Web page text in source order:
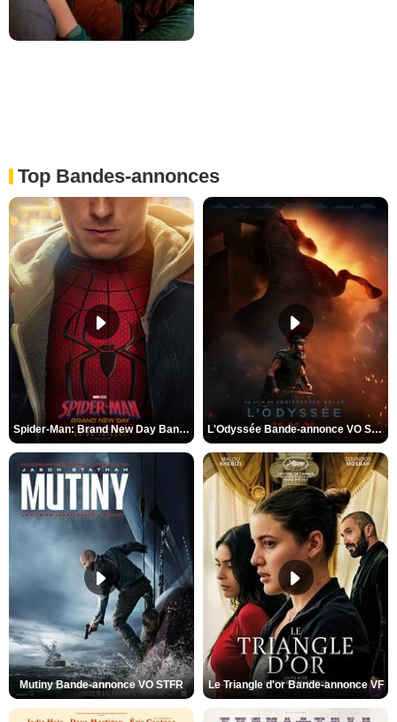
Top Bandes-annonces
Spider-Man: Brand New Day Bande-annonce VO STFR L'Odyssée Bande-annonce VO STFR
Mutiny Bande-annonce VO STFR Le Triangle d'or Bande-annonce VF